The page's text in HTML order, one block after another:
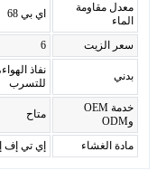
معدل مقاومة
الماء
اي بي 68
سعر الزيت 6
بدني
نفاذ
للتسرب
خدمة OEM
وODM
متاح
مادة الغشاء إي تي إف